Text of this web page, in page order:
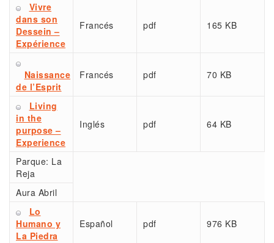
Vivre
dans son
Dessein –
Expérience
Francés pdf 165 KB
Naissance
de l’Esprit
Francés pdf 70 KB
Living
in the
purpose –
Experience
Inglés pdf 64 KB
Parque: La
Reja
Aura Abril
Lo
Humano y
La Piedra
Español pdf 976 KB